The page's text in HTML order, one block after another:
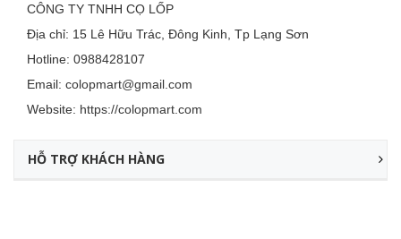
CÔNG TY TNHH CỌ LỐP
Địa chỉ: 15 Lê Hữu Trác, Đông Kinh, Tp Lạng Sơn
Hotline: 0988428107
Email: colopmart@gmail.com
Website: https://colopmart.com
HỖ TRỢ KHÁCH HÀNG